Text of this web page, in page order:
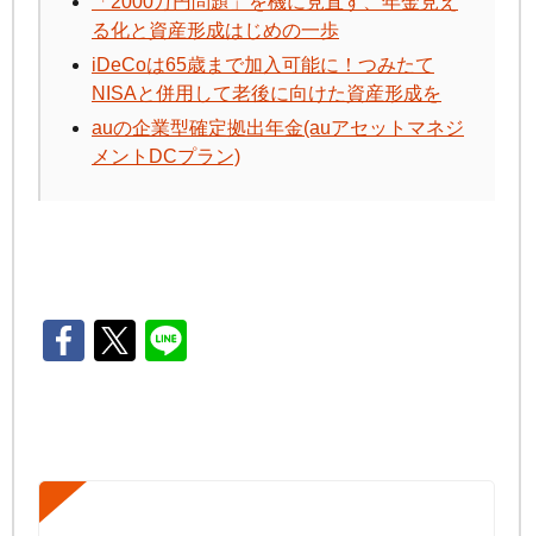
る化と資産形成はじめの一歩
iDeCoは65歳まで加入可能に！つみたて
NISAと併用して老後に向けた資産形成を
auの企業型確定拠出年金(auアセットマネジ
メントDCプラン)